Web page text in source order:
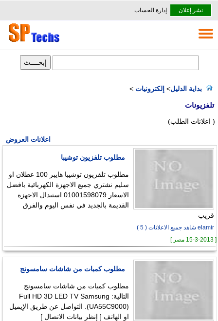
نشر إعلان إدارة الحساب
بداية الدليل> إلكترونيات >
تلفزيونات
( اعلانات الطلب)
اعلانات العروض
مطلوب تلفزيون توشيبا
مطلوب تلفزيون توشيبا هايبر 100 عطلان او
سليم نشتري جميع الاجهزة الكهربائية بافضل
الاسعار 01001598079 استبدال الاجهزة
القديمة بالجديد في نفس اليوم والفرق
قريب
elamir شاهد جميع الاعلانات ( 5 )
[ 15-3-2013 مصر ]
مطلوب كمبات من شاشات سامسونج
مطلوب كميات من شاشات سامسونج
التالية: Full HD 3D LED TV Samsung
(UA55C9000). التواصل عن طريق الإيميل
او الهاتف [ إنظر بيانات الاتصال ]